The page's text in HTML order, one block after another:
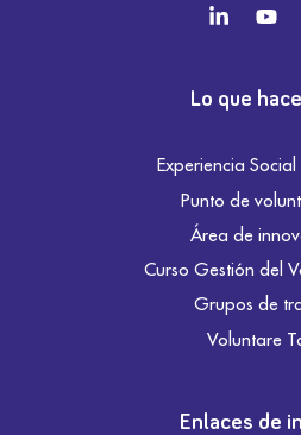
Lo que
Experiencia
Punto de
Área de
Curso Gestión del
Grupos de
Voluntare
Enlaces de